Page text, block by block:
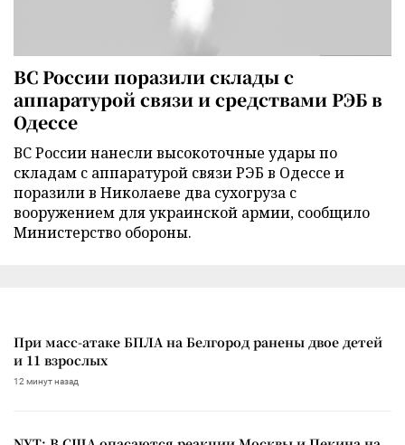
ВС России поразили склады с
аппаратурой связи и средствами РЭБ в
Одессе
ВС России нанесли высокоточные удары по
складам с аппаратурой связи РЭБ в Одессе и
поразили в Николаеве два сухогруза с
вооружением для украинской армии, сообщило
Министерство обороны.
При масс-атаке БПЛА на Белгород ранены двое детей
и 11 взрослых
12 минут назад